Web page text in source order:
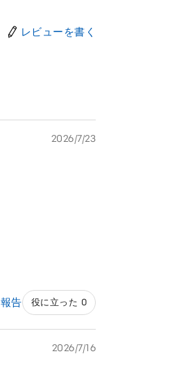
レビューを書く
2026/7/23
報告 役に立った 0
2026/7/16